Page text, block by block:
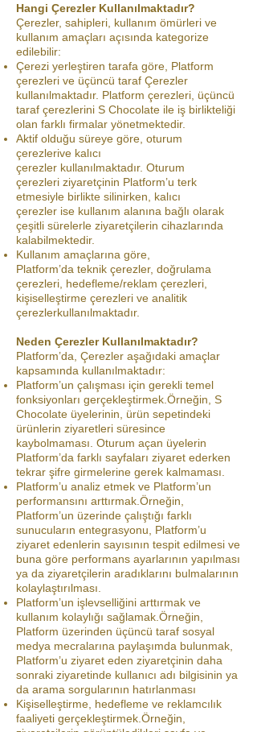
Hangi Çerezler Kullanılmaktadır?
Çerezler, sahipleri, kullanım ömürleri ve
kullanım amaçları açısında kategorize
edilebilir:
Çerezi yerleştiren tarafa göre, Platform
çerezleri ve üçüncü taraf Çerezler
kullanılmaktadır. Platform çerezleri, üçüncü
taraf çerezlerini S Chocolate ile iş birlikteliği
olan farklı firmalar yönetmektedir.
Aktif olduğu süreye göre, oturum
çerezlerive kalıcı
çerezler kullanılmaktadır. Oturum
çerezleri ziyaretçinin Platform’u terk
etmesiyle birlikte silinirken, kalıcı
çerezler ise kullanım alanına bağlı olarak
çeşitli sürelerle ziyaretçilerin cihazlarında
kalabilmektedir.
Kullanım amaçlarına göre,
Platform’da teknik çerezler, doğrulama
çerezleri, hedefleme/reklam çerezleri,
kişiselleştirme çerezleri ve analitik
çerezlerkullanılmaktadır.
Neden Çerezler Kullanılmaktadır?
Platform’da, Çerezler aşağıdaki amaçlar
kapsamında kullanılmaktadır:
Platform’un çalışması için gerekli temel
fonksiyonları gerçekleştirmek.Örneğin, S
Chocolate üyelerinin, ürün sepetindeki
ürünlerin ziyaretleri süresince
kaybolmaması. Oturum açan üyelerin
Platform’da farklı sayfaları ziyaret ederken
tekrar şifre girmelerine gerek kalmaması.
Platform’u analiz etmek ve Platform’un
performansını arttırmak.Örneğin,
Platform’un üzerinde çalıştığı farklı
sunucuların entegrasyonu, Platform’u
ziyaret edenlerin sayısının tespit edilmesi ve
buna göre performans ayarlarının yapılması
ya da ziyaretçilerin aradıklarını bulmalarının
kolaylaştırılması.
Platform’un işlevselliğini arttırmak ve
kullanım kolaylığı sağlamak.Örneğin,
Platform üzerinden üçüncü taraf sosyal
medya mecralarına paylaşımda bulunmak,
Platform’u ziyaret eden ziyaretçinin daha
sonraki ziyaretinde kullanıcı adı bilgisinin ya
da arama sorgularının hatırlanması
Kişiselleştirme, hedefleme ve reklamcılık
faaliyeti gerçekleştirmek.Örneğin,